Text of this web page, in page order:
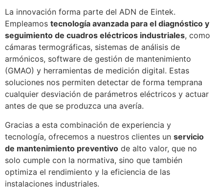
La innovación forma parte del ADN de Eintek.
Empleamos tecnología avanzada para el diagnóstico y
seguimiento de cuadros eléctricos industriales, como
cámaras termográficas, sistemas de análisis de
armónicos, software de gestión de mantenimiento
(GMAO) y herramientas de medición digital. Estas
soluciones nos permiten detectar de forma temprana
cualquier desviación de parámetros eléctricos y actuar
antes de que se produzca una avería.
Gracias a esta combinación de experiencia y
tecnología, ofrecemos a nuestros clientes un servicio
de mantenimiento preventivo de alto valor, que no
solo cumple con la normativa, sino que también
optimiza el rendimiento y la eficiencia de las
instalaciones industriales.